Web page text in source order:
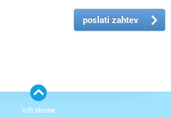
poslati zahtev
Vrh strane